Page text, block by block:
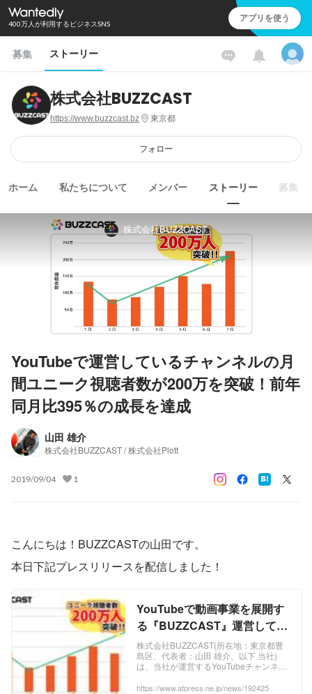
400万人が利用するビジネスSNS アプリを使う
募集 ストーリー
株式会社BUZZCAST
https://www.buzzcast.bz 東京都
フォロー
ホーム 私たちについて メンバー ストーリー 募集
株式会社BUZZCAST
YouTubeで運営しているチャンネルの月
間ユニーク視聴者数が200万を突破！前年
同月比395％の成長を達成
山田 雄介
株式会社BUZZCAST / 株式会社Plott
2019/09/04 1
こんにちは！BUZZCASTの山田です。
本日下記プレスリリースを配信しました！
YouTubeで動画事業を展開す
る『BUZZCAST』運営してい
るチャンネルの月間ユニーク
視聴者数が200万を突破 前年
同月比395％の成長を達成
株式会社BUZZCAST(所在地：東京都豊
島区、代表者：山田 雄介、以下 当社)
は、当社が運営するYouTubeチャンネル
万を突破した事をご報告いたします。
https://www.atpress.ne.jp/news/192425